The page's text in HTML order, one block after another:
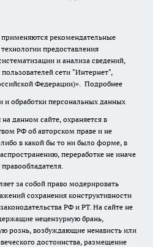
рекомендательные
предоставления
и анализа сведений,
сети "Интернет",
Федерации)». Подробнее
и обработки персональных данных
данном сайте, охраняется в
РФ об авторском праве и не
в какой бы то ни было форме, в
переработке не иначе
за собой право модерировать
сохранения конструктивности
РФ и РТ. На сайте не
нецензурную брань,
рознь, возбуждающие ненависть или
достоинства, размещение